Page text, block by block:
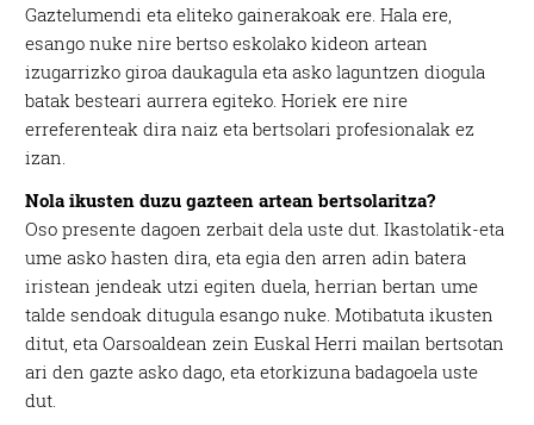
Gaztelumendi eta eliteko gainerakoak ere. Hala ere,
esango nuke nire bertso eskolako kideon artean
izugarrizko giroa daukagula eta asko laguntzen diogula
batak besteari aurrera egiteko. Horiek ere nire
erreferenteak dira naiz eta bertsolari profesionalak ez
izan.
Nola ikusten duzu gazteen artean bertsolaritza?
Oso presente dagoen zerbait dela uste dut. Ikastolatik-eta
ume asko hasten dira, eta egia den arren adin batera
iristean jendeak utzi egiten duela, herrian bertan ume
talde sendoak ditugula esango nuke. Motibatuta ikusten
ditut, eta Oarsoaldean zein Euskal Herri mailan bertsotan
ari den gazte asko dago, eta etorkizuna badagoela uste
dut.